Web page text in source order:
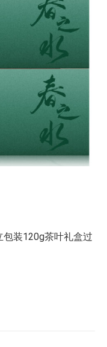
装120g茶叶礼盒过